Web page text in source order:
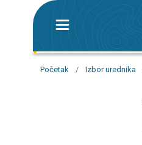
Početak / Izbor urednika